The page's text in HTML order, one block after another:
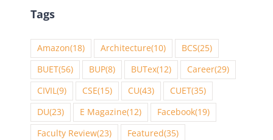
Tags
Amazon(18) Architecture(10) BCS(25)
BUET(56) BUP(8) BUTex(12) Career(29)
CIVIL(9) CSE(15) CU(43) CUET(35)
DU(23) E Magazine(12) Facebook(19)
Faculty Review(23) Featured(35)